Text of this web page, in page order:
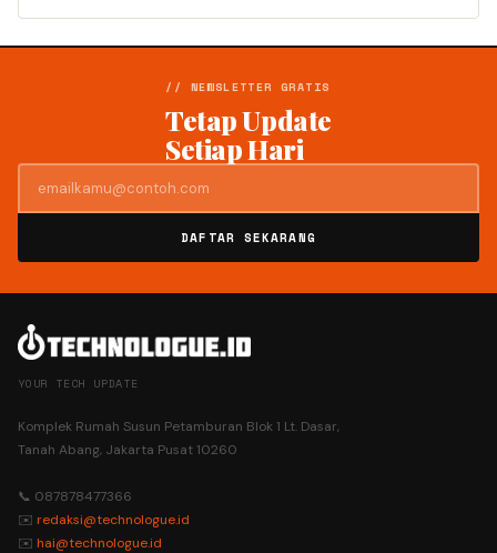
// NEWSLETTER GRATIS
Tetap Update
Setiap Hari
DAFTAR SEKARANG
YOUR TECH UPDATE
Komplek Rumah Susun Petamburan Blok 1 Lt. Dasar,
Tanah Abang, Jakarta Pusat 10260
📞 087878477366
✉️ redaksi@technologue.id
✉️ hai@technologue.id